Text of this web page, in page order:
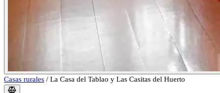
Casas rurales / La Casa del Tablao y Las Casitas del Huerto